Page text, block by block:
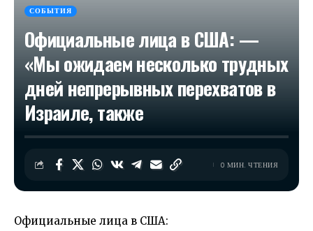
СОБЫТИЯ
Официальные лица в США: —
«Мы ожидаем несколько трудных
дней непрерывных перехватов в
Израиле, также
0 МИН. ЧТЕНИЯ
Официальные лица в США: